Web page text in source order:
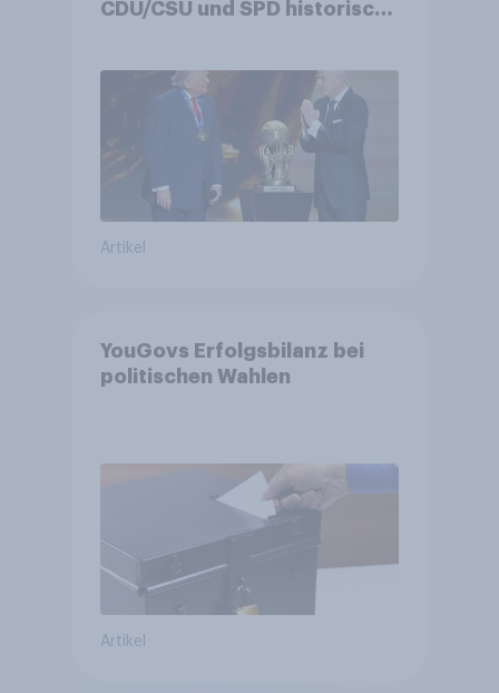
CDU/CSU und SPD historisch
Fußball-WM ohne Politik
Artikel
YouGovs Erfolgsbilanz bei
politischen Wahlen
Artikel